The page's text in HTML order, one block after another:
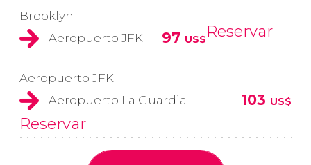
Brooklyn
Aeropuerto JFK
97 US$Reservar
Aeropuerto JFK
Aeropuerto La Guardia
103 US$
Reservar